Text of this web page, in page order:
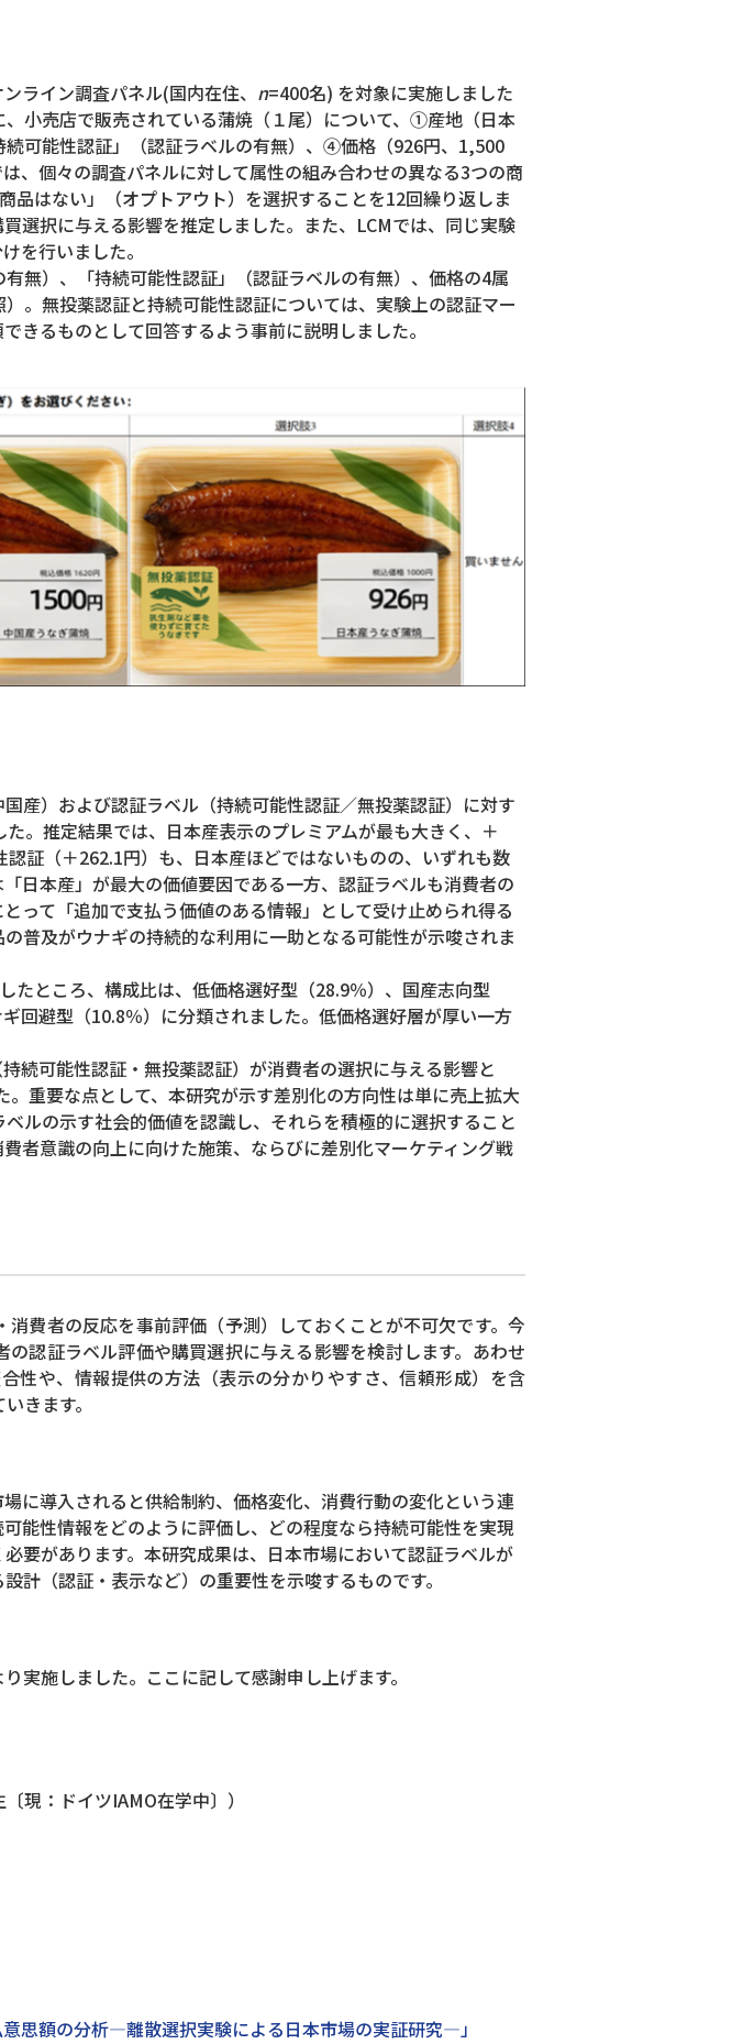
ライン調査パネル(国内在住、 n=400名) を対象に実施しました
小売店で販売されている蒲焼（１尾）について、①産地（日本
可能性認証」（認証ラベルの有無）、④価格（926円、1,500
、個々の調査パネルに対して属性の組み合わせの異なる3つの商
はない」（オプトアウト）を選択することを12回繰り返しま
選択に与える影響を推定しました。また、LCMでは、同じ実験
を行いました。
無）、「持続可能性認証」（認証ラベルの有無）、価格の4属
。無投薬認証と持続可能性認証については、実験上の認証マー
きるものとして回答するよう事前に説明しました。
産）および認証ラベル（持続可能性認証／無投薬認証）に対す
。推定結果では、日本産表示のプレミアムが最も大きく、＋
証（＋262.1円）も、日本産ほどではないものの、いずれも数
日本産」が最大の価値要因である一方、認証ラベルも消費者の
って「追加で支払う価値のある情報」として受け止められ得る
普及がウナギの持続的な利用に一助となる可能性が示唆されま
ところ、構成比は、低価格選好型（28.9％）、国産志向型
回避型（10.8％）に分類されました。低価格選好層が厚い一方
続可能性認証・無投薬認証）が消費者の選択に与える影響と
重要な点として、本研究が示す差別化の方向性は単に売上拡大
ルの示す社会的価値を認識し、それらを積極的に選択すること
者意識の向上に向けた施策、ならびに差別化マーケティング戦
費者の反応を事前評価（予測）しておくことが不可欠です。今
認証ラベル評価や購買選択に与える影響を検討します。あわせ
性や、情報提供の方法（表示の分かりやすさ、信頼形成）を含
きます。
に導入されると供給制約、価格変化、消費行動の変化という連
能性情報をどのように評価し、どの程度なら持続可能性を実現
要があります。本研究成果は、日本市場において認証ラベルが
計（認証・表示など）の重要性を示唆するものです。
実施しました。ここに記して感謝申し上げます。
現：ドイツIAMO在学中〕）
思額の分析―離散選択実験による日本市場の実証研究―」